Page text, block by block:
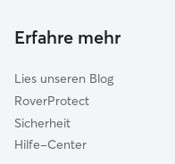
Vaterstetten
Taufkirchen
Unterhaching
Brunnthal
Gassi-Service in
Erfahre mehr
Lies unseren Blog
RoverProtect
Sicherheit
Hilfe-Center